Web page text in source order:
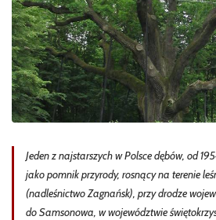
Jeden z najstarszych w Polsce dębów, od
jako pomnik przyrody, rosnący na terenie
(nadleśnictwo Zagnańsk), przy drodze
do Samsonowa, w województwie